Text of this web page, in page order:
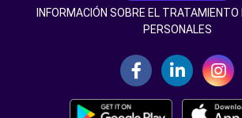
INFORMACIÓN SOBRE EL
PERSONALES